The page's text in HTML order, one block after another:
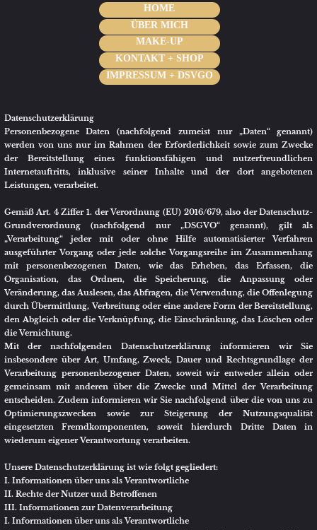
HOME
ÜBER MICH
MAKE-UP
KONTAKT + SHOP
IMPRESSUM + DSVGO
der Bereitstellung eines funktionsfähigen und nutzerfreundlichen
Internetauftritts, inklusive seiner Inhalte und der dort angebotenen
Leistungen, verarbeitet.
Grundverordnung (nachfolgend nur „DSGVO“ genannt), gilt als
„Verarbeitung“ jeder mit oder ohne Hilfe automatisierter Verfahren
ausgeführter Vorgang oder jede solche Vorgangsreihe im Zusammenhang
mit personenbezogenen Daten, wie das Erheben, das Erfassen, die
Veränderung, das Auslesen, das Abfragen, die Verwendung, die Offenlegung
durch Übermittlung, Verbreitung oder eine andere Form der Bereitstellung,
den Abgleich oder die Verknüpfung, die Einschränkung, das Löschen oder
die Vernichtung.
Mit der nachfolgenden Datenschutzerklärung informieren wir Sie
insbesondere über Art, Umfang, Zweck, Dauer und Rechtsgrundlage der
Verarbeitung personenbezogener Daten, soweit wir entweder allein oder
gemeinsam mit anderen über die Zwecke und Mittel der Verarbeitung
entscheiden. Zudem informieren wir Sie nachfolgend über die von uns zu
Optimierungszwecken sowie zur Steigerung der Nutzungsqualität
eingesetzten Fremdkomponenten, soweit hierdurch Dritte Daten in
wiederum eigener Verantwortung verarbeiten.
Unsere Datenschutzerklärung ist wie folgt gegliedert:
I. Informationen über uns als Verantwortliche
II. Rechte der Nutzer und Betroffenen
III. Informationen zur Datenverarbeitung
I. Informationen über uns als Verantwortliche
Verantwortlicher Anbieter dieses Internetauftritts im datenschutzrechtlichen
Sinne ist:
Tiziana Di Martino
Am Weinkastell 26
55270 Klein-Winternheim
Deutschland
II. Rechte der Nutzer und Betroffenen
haben die Nutzer und Betroffenen das Recht
• auf Bestätigung, ob sie betreffende Daten verarbeitet werden, auf
Auskunft über die verarbeiteten Daten, auf weitere Informationen über die